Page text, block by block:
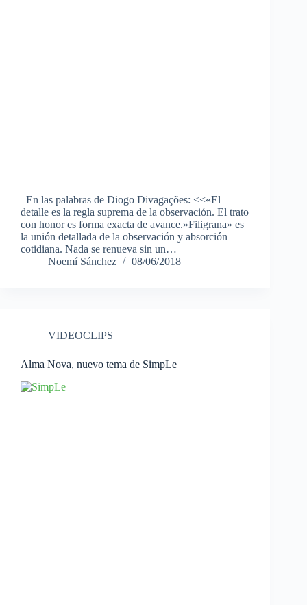
En las palabras de Diogo Divagações: <<«El
detalle es la regla suprema de la observación. El trato
con honor es forma exacta de avance.»Filigrana» es
la unión detallada de la observación y absorción
cotidiana. Nada se renueva sin un…
Noemí Sánchez
08/06/2018
VIDEOCLIPS
Alma Nova, nuevo tema de SimpLe